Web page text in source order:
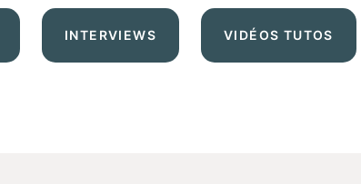
INTERVIEWS VIDÉOS TUTOS